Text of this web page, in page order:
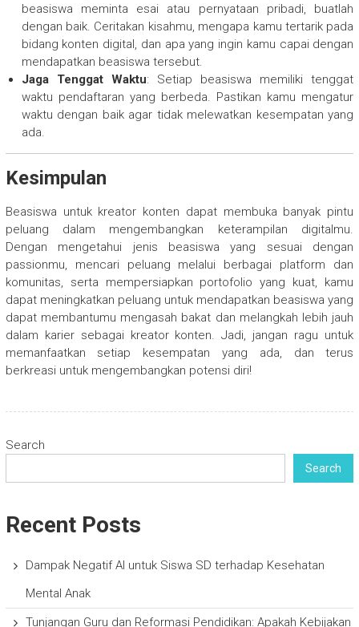
beasiswa meminta esai atau pernyataan pribadi, buatlah
dengan baik. Ceritakan kisahmu, mengapa kamu tertarik pada
bidang konten digital, dan apa yang ingin kamu capai dengan
mendapatkan beasiswa tersebut.
Jaga Tenggat Waktu: Setiap beasiswa memiliki tenggat
waktu pendaftaran yang berbeda. Pastikan kamu mengatur
waktu dengan baik agar tidak melewatkan kesempatan yang
ada.
Kesimpulan
Beasiswa untuk kreator konten dapat membuka banyak pintu
peluang dalam mengembangkan keterampilan digitalmu.
Dengan mengetahui jenis beasiswa yang sesuai dengan
passionmu, mencari peluang melalui berbagai platform dan
komunitas, serta mempersiapkan portofolio yang kuat, kamu
dapat meningkatkan peluang untuk mendapatkan beasiswa yang
dapat membantumu mengasah bakat dan melangkah lebih jauh
dalam karier sebagai kreator konten. Jadi, jangan ragu untuk
memanfaatkan setiap kesempatan yang ada, dan terus
berkreasi untuk mengembangkan potensi diri!
Search
Search
Recent Posts
Dampak Negatif AI untuk Siswa SD terhadap Kesehatan
Mental Anak
Tunjangan Guru dan Reformasi Pendidikan: Apakah Kebijakan